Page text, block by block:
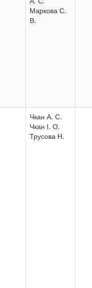
Маркова С.
В.
Чкан А. С.
Чкан І. О.
Трусова Н.